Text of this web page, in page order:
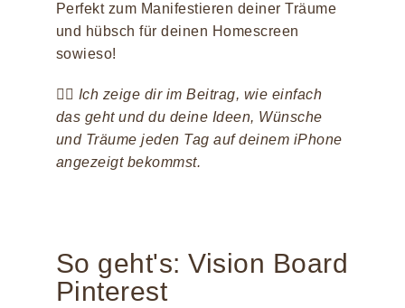
Perfekt zum Manifestieren deiner Träume
und hübsch für deinen Homescreen
sowieso!
👉🏻 Ich zeige dir im Beitrag, wie einfach
das geht und du deine Ideen, Wünsche
und Träume jeden Tag auf deinem iPhone
angezeigt bekommst.
So geht's: Vision Board
Pinterest